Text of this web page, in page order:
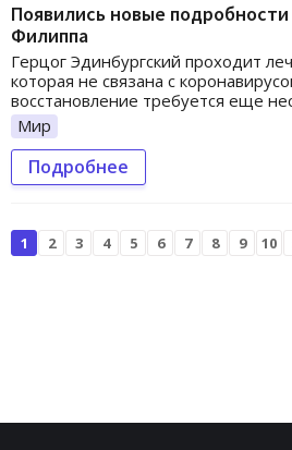
Появились новые
Филиппа
Герцог Эдинбургский проходит
которая не связана с
восстановление требуется еще
Мир
Подробнее
1 2 3 4 5 6 7 8 9 10